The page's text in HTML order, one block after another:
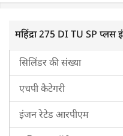
3-सिलेंडर इंजन वाला यह
शक्ति उत्पन्न करता है। साथ ही,
उत्पन्न करता है।
यह ट्रैक्टर पार्शियल कांस्टेंट
स्पीड में 8 आगे और 2 पीछे के
आगे की स्पीड 31.2 किमी प्रति
महिंद्रा 275 DI TU SP प्लस
सिलिंडर की संख्या
एचपी कैटेगरी
इंजन रेटेड आरपीएम